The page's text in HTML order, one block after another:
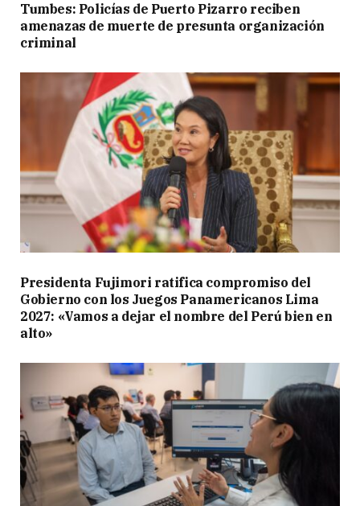
Tumbes: Policías de Puerto Pizarro reciben
amenazas de muerte de presunta organización
criminal
Presidenta Fujimori ratifica compromiso del
Gobierno con los Juegos Panamericanos Lima
2027: «Vamos a dejar el nombre del Perú bien en
alto»